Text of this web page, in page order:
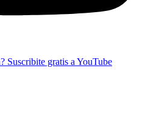
Suscribite gratis a YouTube